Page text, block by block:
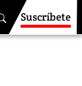
Suscríbete